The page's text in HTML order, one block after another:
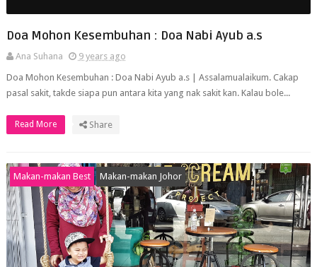
Doa Mohon Kesembuhan : Doa Nabi Ayub a.s
Ana Suhana
9 years ago
Doa Mohon Kesembuhan : Doa Nabi Ayub a.s | Assalamualaikum. Cakap
pasal sakit, takde siapa pun antara kita yang nak sakit kan. Kalau bole...
Read More Share
Makan-makan Best Makan-makan Johor